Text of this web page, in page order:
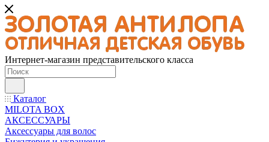
Интернет-магазин представительского класса
Каталог
MILOTA BOX
АКСЕССУАРЫ
Аксессуары для волос